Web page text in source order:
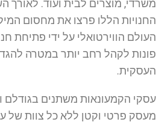
משרדי, מוצרים לבית ועוד. לאורך
החנויות הללו פרצו את מחסום
העולם הווירטואלי על ידי פתיחת
פונות לקהל רחב יותר במטרה
העסקית.
עסקי הקמעונאות משתנים בגודלם
מעסק פרטי וקטן ללא כל צוות של